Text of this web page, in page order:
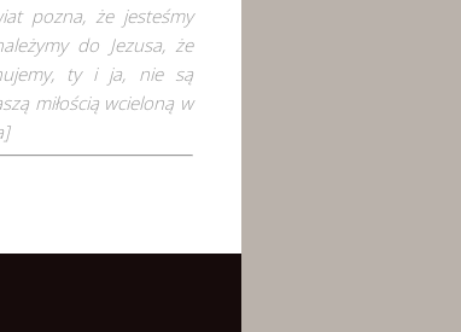
pozna, że jesteśmy
do Jezusa, że
ty i ja, nie są
miłością wcieloną w